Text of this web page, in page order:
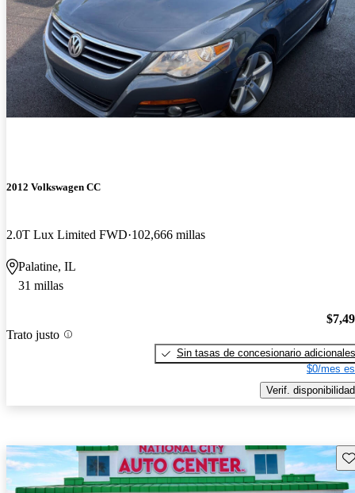
2012 Volkswagen CC
2.0T Lux Limited FWD 102,666 millas
Palatine, IL
31 millas
Trato justo
Sin tasas de concesionario adicionales
$0/mes
Verif. disponibilidad